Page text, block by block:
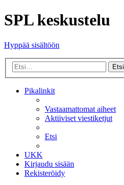
SPL keskustelu
Hyppää sisältöön
Etsi
Pikalinkit
Vastaamattomat aiheet
Aktiiviset viestiketjut
Etsi
UKK
Kirjaudu sisään
Rekisteröidy